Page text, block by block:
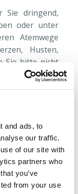
and ads, to
our traffic.
of our site with
partners who
you’ve
from your use
Sie dringend,
oder unter
Atemwege
Husten,
Sie bitte nicht
und sichvor
mit einer
Person
App einen
haben.
mit Ihnen